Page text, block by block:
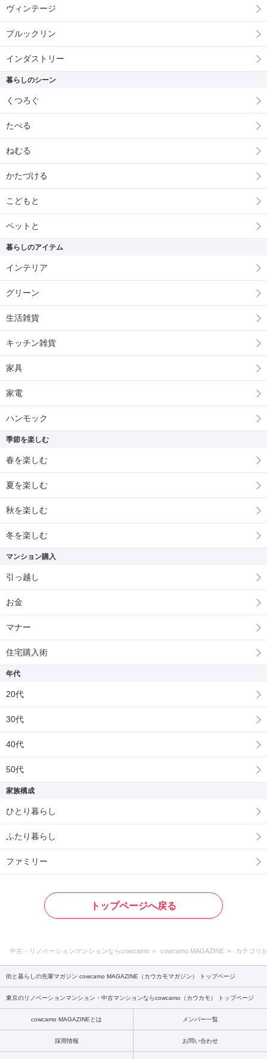
ヴィンテージ
ブルックリン
インダストリー
暮らしのシーン
くつろぐ
たべる
ねむる
かたづける
こどもと
ペットと
暮らしのアイテム
インテリア
グリーン
生活雑貨
キッチン雑貨
家具
家電
ハンモック
季節を楽しむ
春を楽しむ
夏を楽しむ
秋を楽しむ
冬を楽しむ
マンション購入
引っ越し
お金
マナー
住宅購入術
年代
20代
30代
40代
50代
家族構成
ひとり暮らし
ふたり暮らし
ファミリー
トップページへ戻る
中古・リノベーションマンションならcowcamo cowcamo MAGAZINE カテゴリ
街と暮らしの先輩マガジン cowcamo MAGAZINE（カウカモマガジン） トップページ
東京のリノベーションマンション・中古マンションならcowcamo（カウカモ） トップページ
cowcamo MAGAZINEとは メンバー一覧
採用情報 お問い合わせ